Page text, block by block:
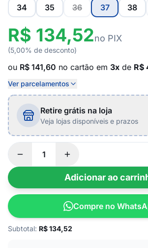
34 35 36 37 38
R$ 134,52no PIX
(5,00% de desconto)
ou R$ 141,60 no cartão em 3x de R$
Ver parcelamentos
Retire grátis na loja
Veja lojas disponíveis e prazos
Adicionar ao
Compre no
Subtotal: R$134,52